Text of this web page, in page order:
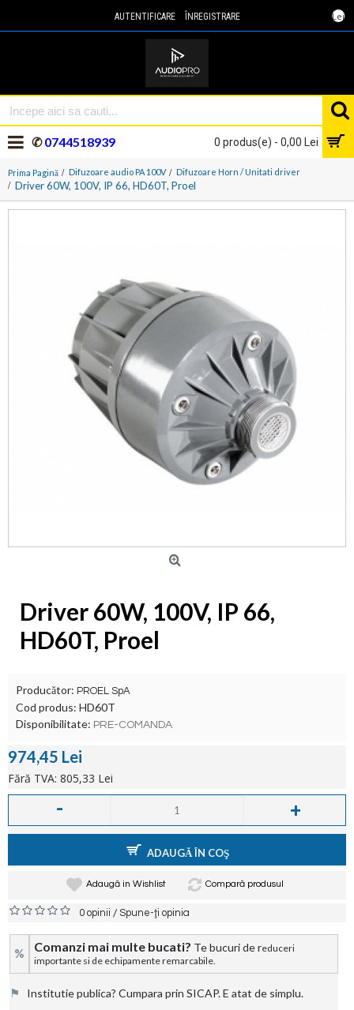
Lei
AUTENTIFICARE ÎNREGISTRARE
0 produs(e) - 0,00 Lei
✆0744518939
Prima Pagină Difuzoare audio PA 100V Difuzoare Horn / Unitati driver
Driver 60W, 100V, IP 66, HD60T, Proel
Driver 60W, 100V, IP 66,
HD60T, Proel
Producător: PROEL SpA
Cod produs: HD60T
Disponibilitate: PRE-COMANDA
974,45 Lei
Fără TVA: 805,33 Lei
- +
ADAUGĂ ÎN COŞ
Adaugă in Wishlist Compară produsul
0 opinii /Spune-ţi opinia
% Comanzi mai multe bucati? Te bucuri de reduceri
importante si de echipamente remarcabile.
⚑ Institutie publica? Cumpara prin SICAP. E atat de simplu.